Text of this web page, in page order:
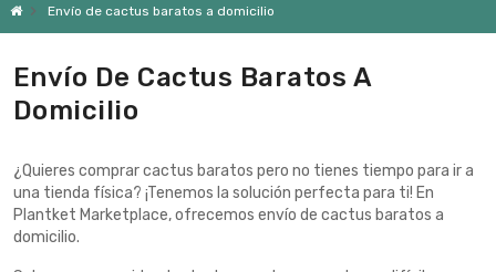
chevron_right Envío de cactus baratos a domicilio
Envío De Cactus Baratos A
Domicilio
¿Quieres comprar cactus baratos pero no tienes tiempo para ir a
una tienda física? ¡Tenemos la solución perfecta para ti! En
Plantket Marketplace, ofrecemos envío de cactus baratos a
domicilio.